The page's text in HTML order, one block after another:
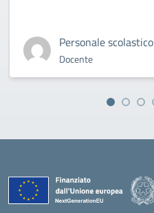
Personale scolastico
Docente